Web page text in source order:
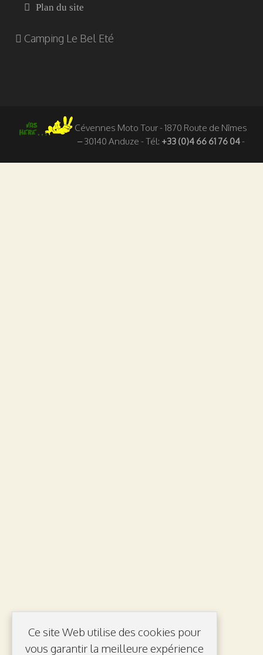
Plan du site
Camping Le Bel Eté
Cévennes Moto Tour - 1870 Route de Nîmes
– 30140 Anduze - Tél: +33 (0)4 66 61 76 04-
Ce site Web utilise des cookies pour
vous garantir la meilleure expérience